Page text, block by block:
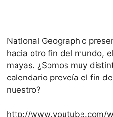
National Geographic
hacia otro fin del mundo,
mayas. ¿Somos muy
calendario preveía el fin
nuestro?
http://www.youtube.com/